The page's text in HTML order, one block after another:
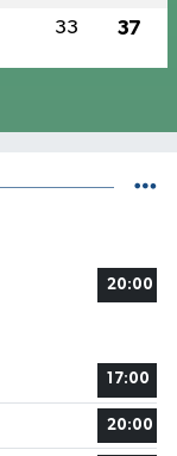
33 37
20:00
17:00
20:00